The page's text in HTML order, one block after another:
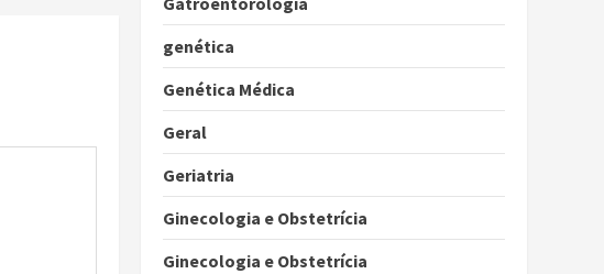
genética
Genética Médica
Geral
Geriatria
Ginecologia e Obstetrícia
Ginecologia e Obstetrícia